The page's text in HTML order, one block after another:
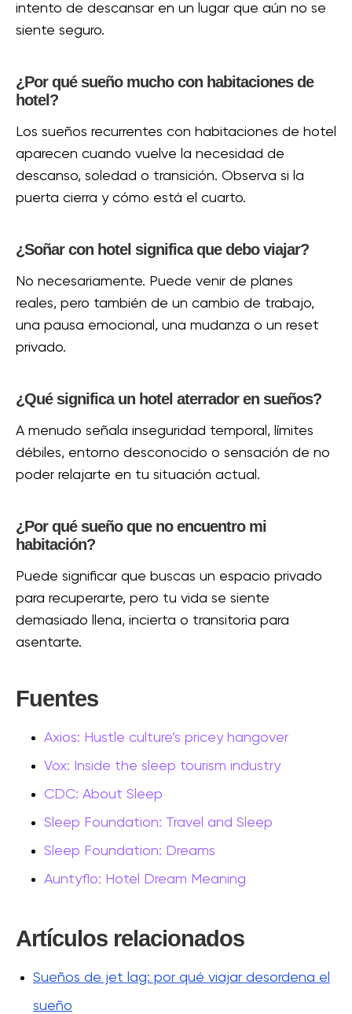
intento de descansar en un lugar que aún no se
siente seguro.
¿Por qué sueño mucho con habitaciones de
hotel?
Los sueños recurrentes con habitaciones de hotel
aparecen cuando vuelve la necesidad de
descanso, soledad o transición. Observa si la
puerta cierra y cómo está el cuarto.
¿Soñar con hotel significa que debo viajar?
No necesariamente. Puede venir de planes
reales, pero también de un cambio de trabajo,
una pausa emocional, una mudanza o un reset
privado.
¿Qué significa un hotel aterrador en sueños?
A menudo señala inseguridad temporal, límites
débiles, entorno desconocido o sensación de no
poder relajarte en tu situación actual.
¿Por qué sueño que no encuentro mi
habitación?
Puede significar que buscas un espacio privado
para recuperarte, pero tu vida se siente
demasiado llena, incierta o transitoria para
asentarte.
Fuentes
Axios: Hustle culture’s pricey hangover
Vox: Inside the sleep tourism industry
CDC: About Sleep
Sleep Foundation: Travel and Sleep
Sleep Foundation: Dreams
Auntyflo: Hotel Dream Meaning
Artículos relacionados
Sueños de jet lag: por qué viajar desordena el
sueño